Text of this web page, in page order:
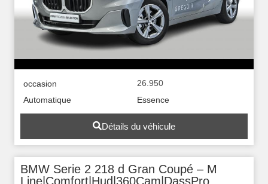
occasion
26.950
Automatique
Essence
Détails du véhicule
BMW Serie 2 218 d Gran Coupé – M
Line|Comfort|Hud|360Cam|DassPro